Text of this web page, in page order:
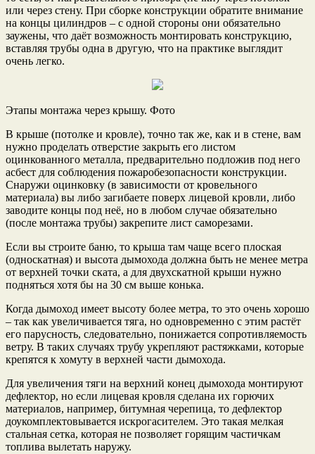
или через стену. При сборке конструкции обратите внимание
на концы цилиндров – с одной стороны они обязательно
заужены, что даёт возможность монтировать конструкцию,
вставляя трубы одна в другую, что на практике выглядит
очень легко.
Этапы монтажа через крышу. Фото
В крыше (потолке и кровле), точно так же, как и в стене, вам
нужно проделать отверстие закрыть его листом
оцинкованного металла, предварительно подложив под него
асбест для соблюдения пожаробезопасности конструкции.
Снаружи оцинковку (в зависимости от кровельного
материала) вы либо загибаете поверх лицевой кровли, либо
заводите концы под неё, но в любом случае обязательно
(после монтажа трубы) закрепите лист саморезами.
Если вы строите баню, то крыша там чаще всего плоская
(односкатная) и высота дымохода должна быть не менее метра
от верхней точки ската, а для двухскатной крыши нужно
подняться хотя бы на 30 см выше конька.
Когда дымоход имеет высоту более метра, то это очень хорошо
– так как увеличивается тяга, но одновременно с этим растёт
его парусность, следовательно, понижается сопротивляемость
ветру. В таких случаях трубу укрепляют растяжками, которые
крепятся к хомуту в верхней части дымохода.
Для увеличения тяги на верхний конец дымохода монтируют
дефлектор, но если лицевая кровля сделана их горючих
материалов, например, битумная черепица, то дефлектор
доукомплектовывается искрогасителем. Это такая мелкая
стальная сетка, которая не позволяет горящим частичкам
топлива вылетать наружу.